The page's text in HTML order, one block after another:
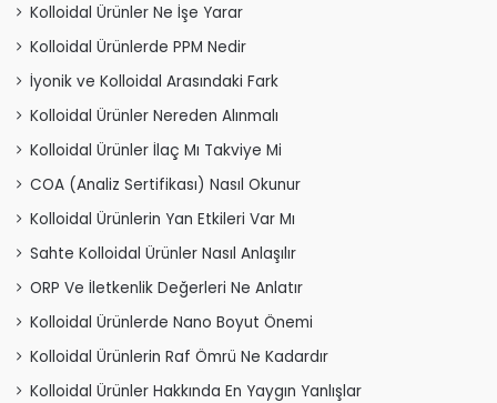
Kolloidal Ürünler Ne İşe Yarar
Kolloidal Ürünlerde PPM Nedir
İyonik ve Kolloidal Arasındaki Fark
Kolloidal Ürünler Nereden Alınmalı
Kolloidal Ürünler İlaç Mı Takviye Mi
COA (Analiz Sertifikası) Nasıl Okunur
Kolloidal Ürünlerin Yan Etkileri Var Mı
Sahte Kolloidal Ürünler Nasıl Anlaşılır
ORP Ve İletkenlik Değerleri Ne Anlatır
Kolloidal Ürünlerde Nano Boyut Önemi
Kolloidal Ürünlerin Raf Ömrü Ne Kadardır
Kolloidal Ürünler Hakkında En Yaygın Yanlışlar